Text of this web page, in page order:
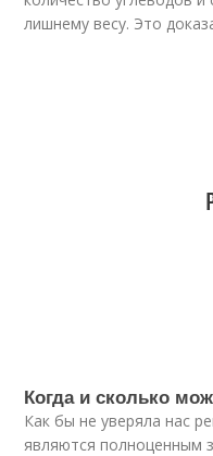
лишнему весу. Это
Когда и сколько
Как бы не уверяла нас
являются полноценным